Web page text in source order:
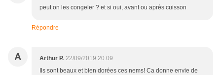
peut on les congeler ? et si oui, avant ou après cuisson
Répondre
A Arthur P. 22/09/2019 20:09
Ils sont beaux et bien dorées ces nems! Ca donne envie de